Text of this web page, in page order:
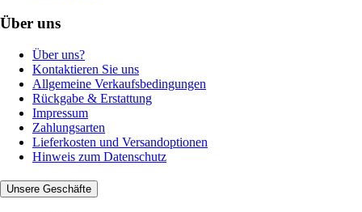
Über uns
Über uns?
Kontaktieren Sie uns
Allgemeine Verkaufsbedingungen
Rückgabe & Erstattung
Impressum
Zahlungsarten
Lieferkosten und Versandoptionen
Hinweis zum Datenschutz
Unsere Geschäfte